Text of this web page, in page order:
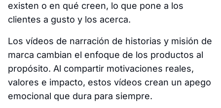
existen o en qué creen, lo que pone a los
clientes a gusto y los acerca.
Los vídeos de narración de historias y misión de
marca cambian el enfoque de los productos al
propósito. Al compartir motivaciones reales,
valores e impacto, estos vídeos crean un apego
emocional que dura para siempre.